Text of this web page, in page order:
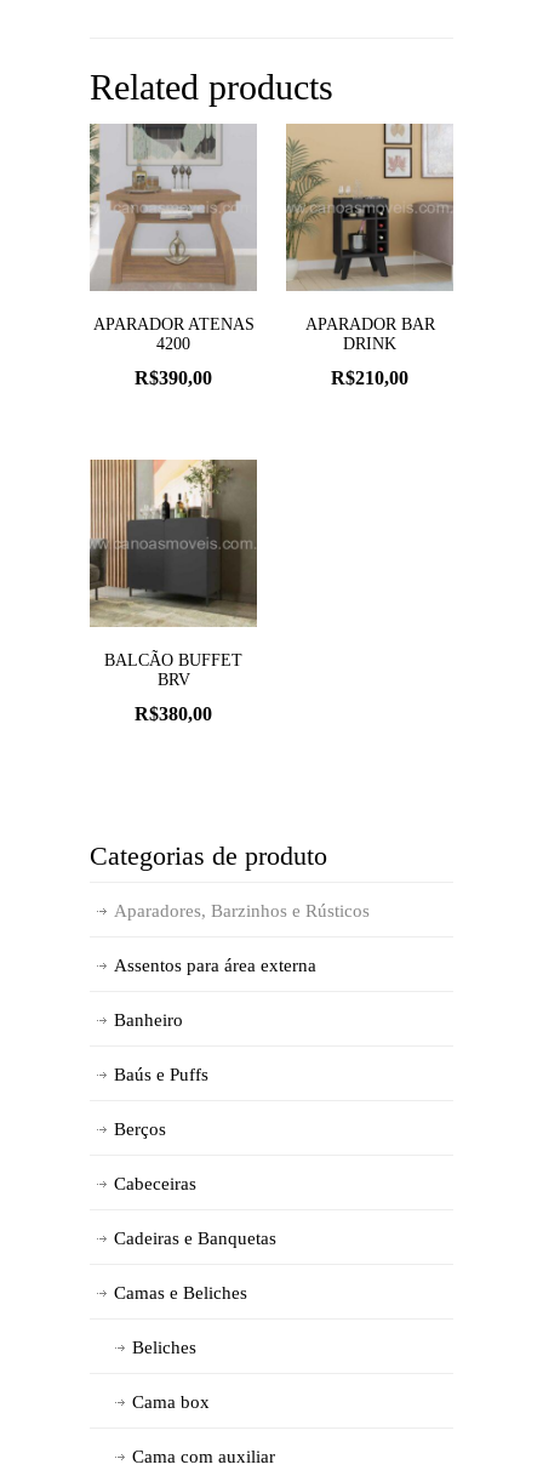
Related products
APARADOR ATENAS
4200
R$390,00
APARADOR BAR
DRINK
R$210,00
BALCÃO BUFFET
BRV
R$380,00
Categorias de produto
Aparadores, Barzinhos e Rústicos
Assentos para área externa
Banheiro
Baús e Puffs
Berços
Cabeceiras
Cadeiras e Banquetas
Camas e Beliches
Beliches
Cama box
Cama com auxiliar